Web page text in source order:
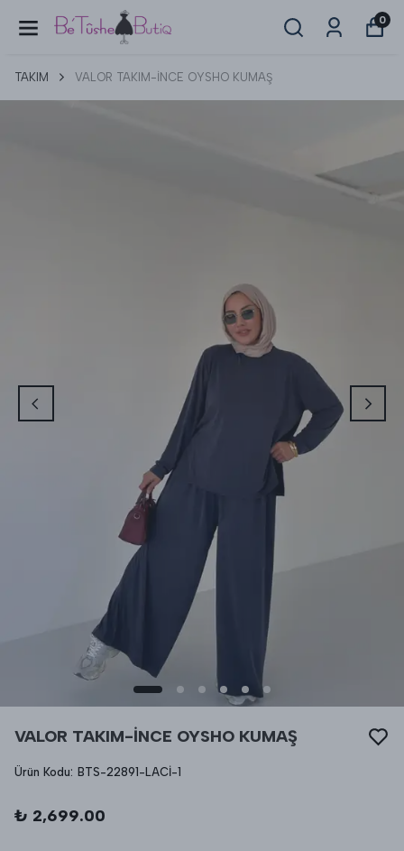
0
TAKIM VALOR TAKIM-İNCE OYSHO KUMAŞ
VALOR TAKIM-İNCE OYSHO KUMAŞ
Ürün Kodu: BTS-22891-LACİ-1
₺ 2,699.00